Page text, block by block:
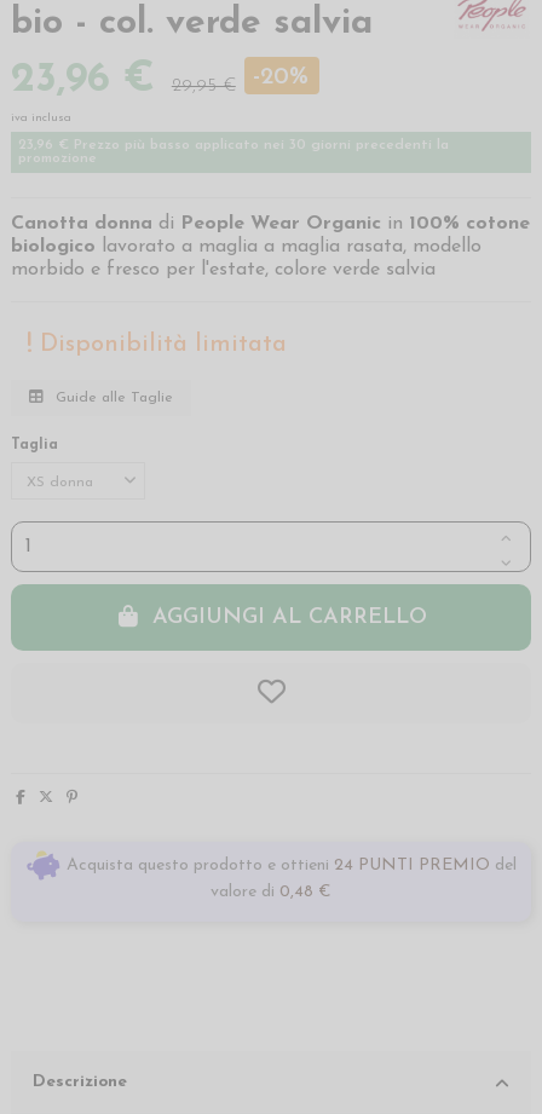
bio - col. verde salvia
23,96 € 29,95 € -20%
iva inclusa
23,96 € Prezzo più basso applicato nei 30 giorni precedenti la
promozione
Canotta donna di People Wear Organic in 100% cotone
biologico lavorato a maglia a maglia rasata, modello
morbido e fresco per l'estate, colore verde salvia
Disponibilità limitata
Guide alle Taglie
Taglia
AGGIUNGI AL CARRELLO
Acquista questo prodotto e ottieni 24 PUNTI PREMIO del
valore di 0,48 €
Descrizione